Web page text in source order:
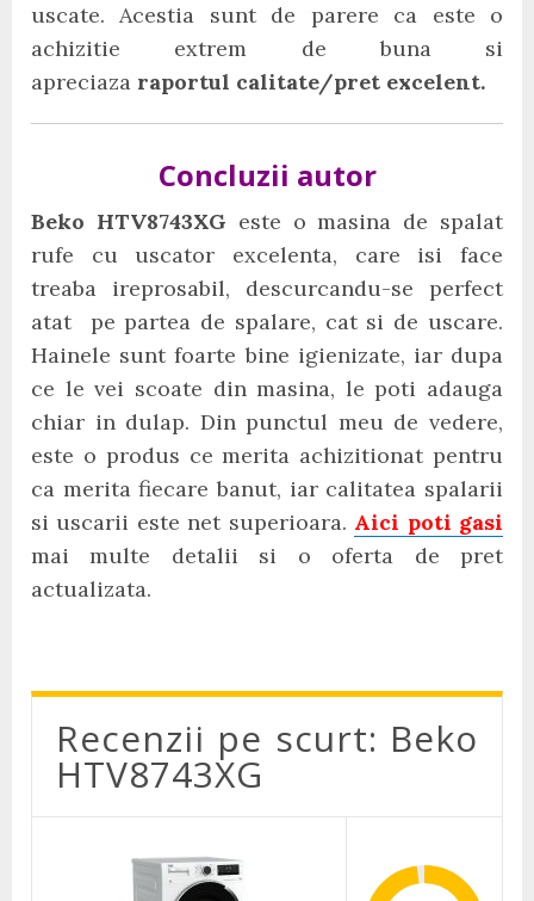
uscate. Acestia sunt de parere ca este o
achizitie extrem de buna si
apreciaza raportul calitate/pret excelent.
Concluzii autor
Beko HTV8743XG este o masina de spalat
rufe cu uscator excelenta, care isi face
treaba ireprosabil, descurcandu-se perfect
atat pe partea de spalare, cat si de uscare.
Hainele sunt foarte bine igienizate, iar dupa
ce le vei scoate din masina, le poti adauga
chiar in dulap. Din punctul meu de vedere,
este o produs ce merita achizitionat pentru
ca merita fiecare banut, iar calitatea spalarii
si uscarii este net superioara. Aici poti gasi
mai multe detalii si o oferta de pret
actualizata.
Recenzii pe scurt: Beko
HTV8743XG